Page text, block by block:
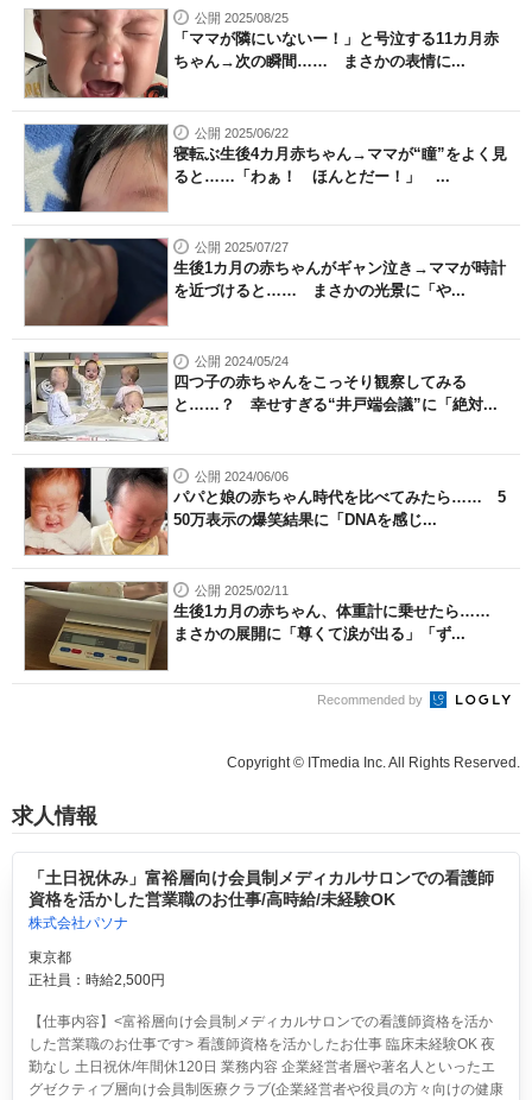
公開 2025/08/25
「ママが隣にいないー！」と号泣する11カ月赤
ちゃん→次の瞬間…… まさかの表情に...
公開 2025/06/22
寝転ぶ生後4カ月赤ちゃん→ママが“瞳”をよく見
ると……「わぁ！ ほんとだー！」 ...
公開 2025/07/27
生後1カ月の赤ちゃんがギャン泣き→ママが時計
を近づけると…… まさかの光景に「や...
公開 2024/05/24
四つ子の赤ちゃんをこっそり観察してみる
と……？ 幸せすぎる“井戸端会議”に「絶対...
公開 2024/06/06
パパと娘の赤ちゃん時代を比べてみたら…… 5
50万表示の爆笑結果に「DNAを感じ...
公開 2025/02/11
生後1カ月の赤ちゃん、体重計に乗せたら……
まさかの展開に「尊くて涙が出る」「ず...
Recommended by
Copyright © ITmedia Inc. All Rights Reserved.
求人情報
「土日祝休み」富裕層向け会員制メディカルサロンでの看護師
資格を活かした営業職のお仕事/高時給/未経験OK
株式会社パソナ
東京都
正社員：時給2,500円
【仕事内容】<富裕層向け会員制メディカルサロンでの看護師資格を活か
した営業職のお仕事です> 看護師資格を活かしたお仕事 臨床未経験OK 夜
勤なし 土日祝休/年間休120日 業務内容 企業経営者層や著名人といったエ
グゼクティブ層向け会員制医療クラブ(企業経営者や役員の方々向けの健康